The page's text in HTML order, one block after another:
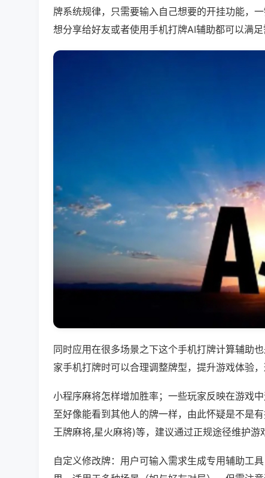
牌系统规律，只需要输入自己想要的开挂功能，
想分享给好友或者使用手机打牌AI辅助都可以满足
同时应用在很多场景之下这个手机打牌计算辅助
家手机打牌时可以合理调整牌型，提升游戏体验，
小程序麻将怎样增加胜率；一些玩家反映在游戏
至好像能看到其他人的牌一样，由此怀疑是不是
王牌麻将,星火麻将)等，建议通过正规途径维护游
自定义修改牌：用户可输入需求生成专用辅助工